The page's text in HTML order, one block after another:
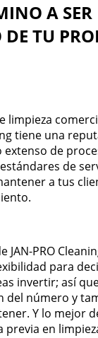
A SER
TU
limpieza
tiene una
de
de
a tus
JAN-PRO
para
invertir; así
del número y
Y lo mejor
previa en